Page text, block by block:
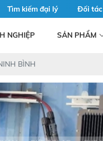
Tìm kiếm đại lý Đối tác
NGHIỆP SẢN PHẨM
BÌNH